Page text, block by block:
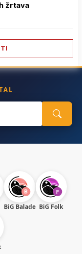
žrtava
BiG Balade BiG Folk